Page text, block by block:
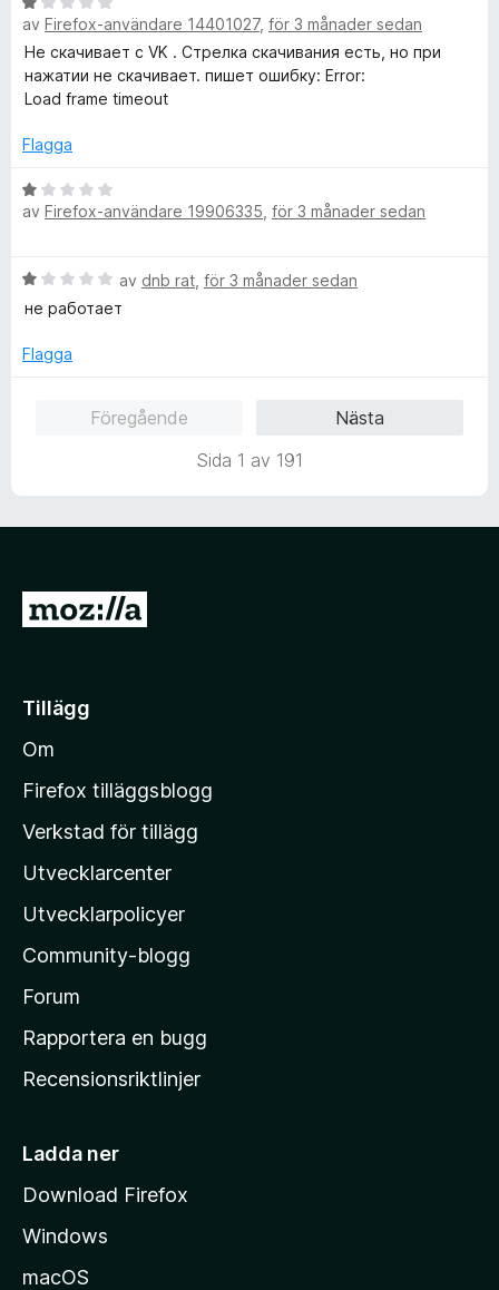
t
5
a
v
5
g
s
a
t
t
a
5
e
t
y
g
a
t
1
5
av Firefox-användare 14401027, för 3 månader sedan
Не скачивает с VK . Стрелка скачивания есть, но при
нажатии не скачивает. пишет ошибку: Error:
Load frame timeout
Flagga
B
e
g
s
t
av Firefox-användare 19906335 för 3 månader sedan
B
e
y
av dnb rat för 3 månader sedan
не работает
Flagga
Föregående
Nästa
Sida 1 av 191
G
i
l
M
z
i
l
a
s
h
m
i
a
Tillägg
Om
Firefox tilläggsblogg
Verkstad för tillägg
Utvecklarcenter
Utvecklarpolicyer
Community-blogg
Forum
Rapportera en bugg
Recensionsriktlinjer
Ladda ner
Download Firefox
Windows
macOS